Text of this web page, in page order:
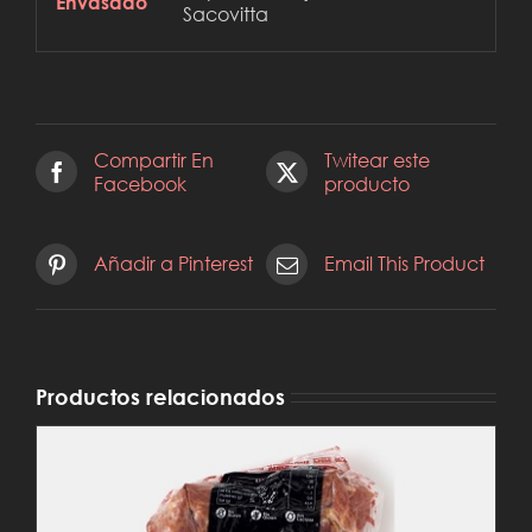
Sacovitta
Compartir En
Facebook
Twitear este
producto
Añadir a Pinterest Email This Product
Productos relacionados